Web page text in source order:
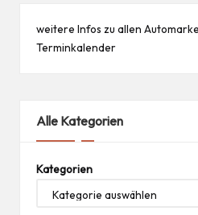
weitere Infos zu allen
Terminkalender
Alle Kategorien
Kategorien